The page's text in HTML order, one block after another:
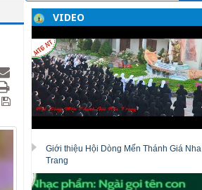
VIDEO
Giới thiệu Hội Dòng Mến Thánh Giá Nha
Trang